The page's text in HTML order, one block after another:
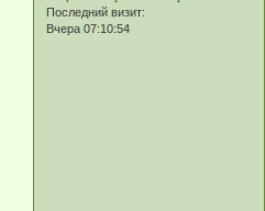
Последний визит:
Вчера 07:10:54